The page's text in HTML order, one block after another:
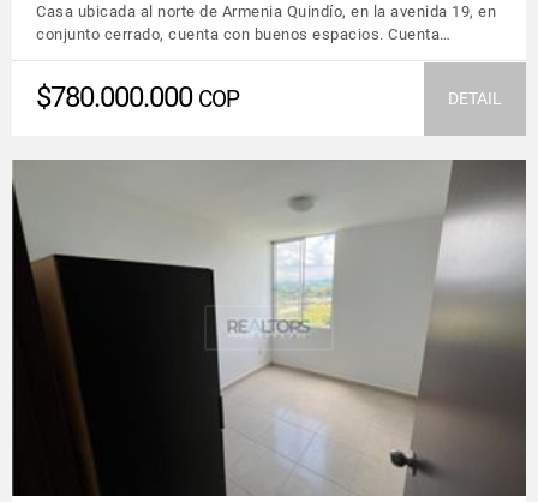
Casa ubicada al norte de Armenia Quindío, en la avenida 19, en
conjunto cerrado, cuenta con buenos espacios. Cuenta…
$780.000.000 COP DETAIL
VIEW DETAILS